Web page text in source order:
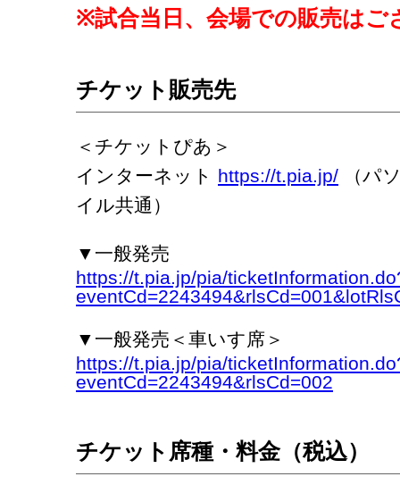
※試合当日、会場での販売はご
チケット販売先
＜チケットぴあ＞
インターネット https://t.pia.jp/ （パ
イル共通）
▼一般発売
https://t.pia.jp/pia/
▼一般発売＜車いす席＞
https://t.pia.jp/pia/
eventCd=2243494&rlsCd=002
チケット席種・料金（税込）